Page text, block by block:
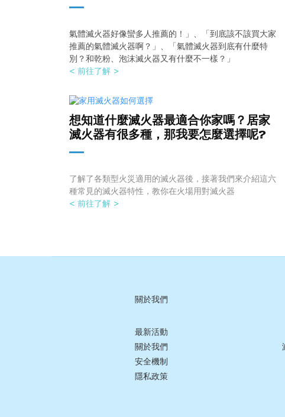
氣體滅火器好像蠻多人推薦的！」、「到底該不該買大家
推薦的氣體滅火器啊？」、「氣體滅火器到底有什麼特
別？和乾粉、泡沫滅火器又有什麼不一樣？」
< 前往了解 >
想知道什麼滅火器最適合你家嗎？居家
滅火器有很多種，那我要怎麼選擇呢?
了解了各類型火災適用的滅火器後，接著我們來介紹這六
種常見的滅火器特性，教你在火場用對滅火器
< 前往了解 >
關於我們
最新活動
關於我們
安全機制
隱私政策